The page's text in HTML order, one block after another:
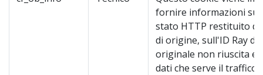
fornire informazioni sul
stato HTTP restituito
di origine, sull'ID Ray
originale non riuscita e
dati che serve il traffico.